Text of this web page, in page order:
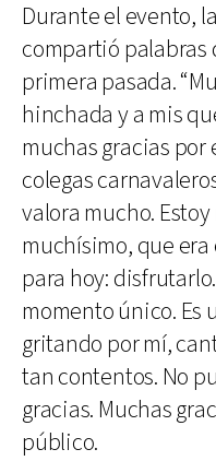
Durante el evento,
compartió palabras
primera pasada.
hinchada y a mis
muchas gracias por
colegas
valora mucho.
muchísimo, que
para hoy:
momento único. Es
gritando por mí,
tan contentos. No
gracias. Muchas
público.